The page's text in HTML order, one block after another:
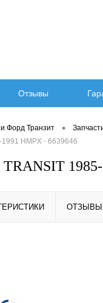
Отзывы
Форд Транзит •
HMPX - 6639646
TRANSIT
ОТЗЫВЫ